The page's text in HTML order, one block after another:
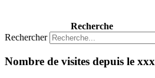
Recherche
Rechercher
Nombre de visites depuis le xxx